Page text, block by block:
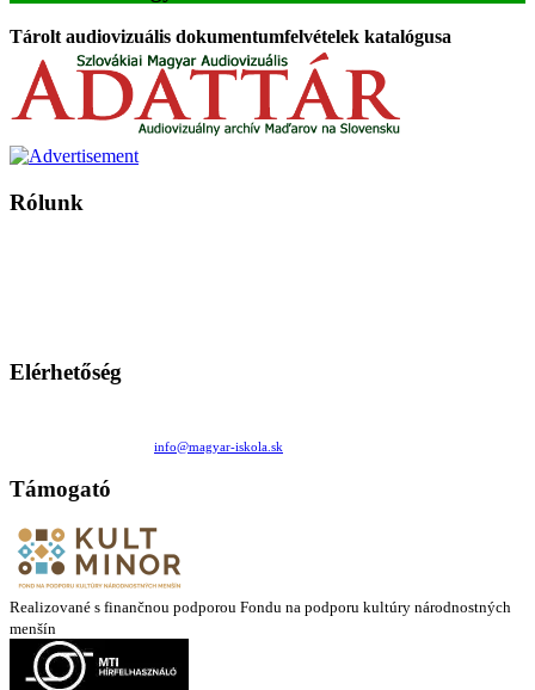
Tárolt audiovizuális dokumentumfelvételek katalógusa
Rólunk
Elérhetőség
info@magyar-iskola.sk
Támogató
Realizované s finančnou podporou Fondu na podporu kultúry národnostných
menšín